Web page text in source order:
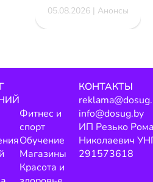
05.08.2026 | Анонсы
Фитнес и
спорт
Обучение
Магазины
Красота и
КОНТАКТЫ
info@dosug.by
ИП Резько
Николаевич
291573618